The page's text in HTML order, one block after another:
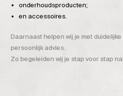
onderhoudsproducten;
en accessoires.
Daarnaast helpen wij je met
persoonlijk advies.
Zo begeleiden wij je stap voor stap